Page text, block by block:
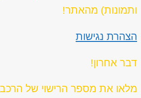
ותמונות) מהאתר!
הצהרת נגישות
דבר אחרון!
מלאו את מספר הרישוי של הרכב